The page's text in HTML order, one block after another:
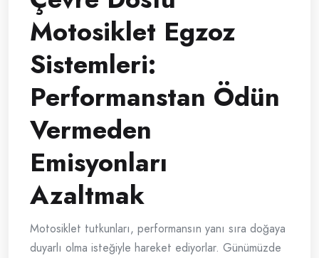
Motosiklet Egzoz
Sistemleri:
Performanstan Ödün
Vermeden
Emisyonları
Azaltmak
Motosiklet tutkunları, performansın yanı sıra doğaya
duyarlı olma isteğiyle hareket ediyorlar. Günümüzde